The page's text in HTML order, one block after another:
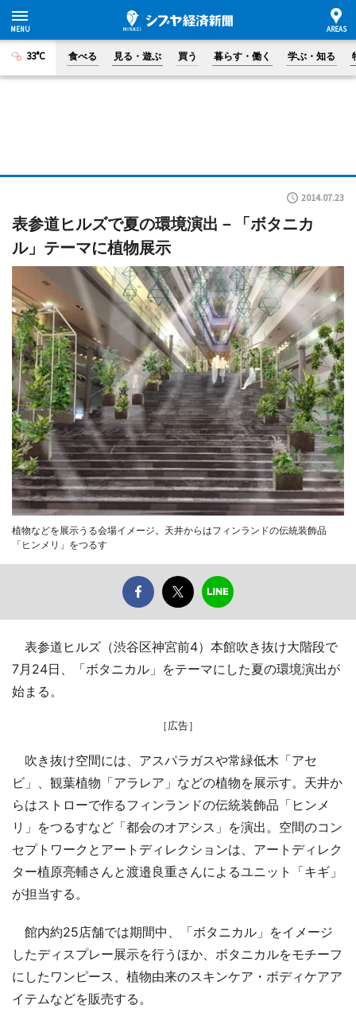
33°C 食べる 見る・遊ぶ 買う 暮らす・働く 学ぶ・知る
2014.07.23
表参道ヒルズで夏の環境演出－「ボタニカ
ル」テーマに植物展示
植物などを展示うる会場イメージ。天井からはフィンランドの伝統装飾品
「ヒンメリ」をつるす
表参道ヒルズ（渋谷区神宮前4）本館吹き抜け大階段で
7月24日、「ボタニカル」をテーマにした夏の環境演出が
始まる。
［広告］
吹き抜け空間には、アスパラガスや常緑低木「アセ
ビ」、観葉植物「アラレア」などの植物を展示す。天井か
らはストローで作るフィンランドの伝統装飾品「ヒンメ
リ」をつるすなど「都会のオアシス」を演出。空間のコン
セプトワークとアートディレクションは、アートディレク
ター植原亮輔さんと渡邉良重さんによるユニット「キギ」
が担当する。
館内約25店舗では期間中、「ボタニカル」をイメージ
したディスプレー展示を行うほか、ボタニカルをモチーフ
にしたワンピース、植物由来のスキンケア・ボディケアア
イテムなどを販売する。